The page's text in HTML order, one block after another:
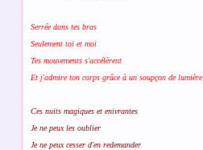
Serrée dans tes bras
Seulement toi et moi
Tes mouvements s'accélèrent
Et j'admire ton corps grâce à un soupçon de lumière
Ces nuits magiques et enivrantes
Je ne peux les oublier
Je ne peux cesser d'en redemander